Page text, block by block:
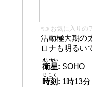
👈 お気に入りの
活動極大期の
ロナも明るい
衛星
えいせい
: SOHO
時刻
じこく
: 1時13分